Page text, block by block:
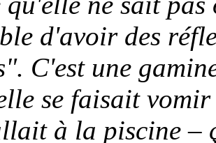
d'avoir des
C'est une
se faisait
à la piscine –